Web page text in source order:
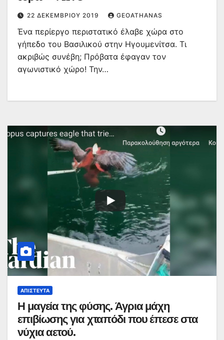
22 ΔΕΚΕΜΒΡΊΟΥ 2019 GEOATHANAS
Ένα περίεργο περιστατικό έλαβε χώρα στο
γήπεδο του Βασιλικού στην Ηγουμενίτσα. Τι
ακριβώς συνέβη; Πρόβατα έφαγαν τον
αγωνιστικό χώρο! Την…
ΑΠΊΣΤΕΥΤΑ
Η μαγεία της φύσης. Άγρια μάχη
επιβίωσης για χταπόδι που έπεσε στα
νύχια αετού.